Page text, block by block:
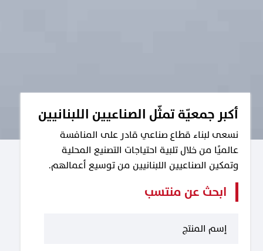
أكبر جمعيّة تمثّل الصناعيين اللبنانيين
نسعى لبناء قطاع صناعي قادر على المنافسة
عالميًا من خلال تلبية احتياجات التصنيع المحلية
وتمكين الصناعيين اللبنانيين من توسيع أعمالهم.
ابحث عن منتسب